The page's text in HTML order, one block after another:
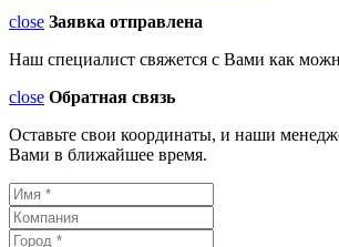
close Заявка отправлена
Наш специалист свяжется с Вами как
close Обратная связь
Оставьте свои координаты, и наши
Вами в ближайшее время.